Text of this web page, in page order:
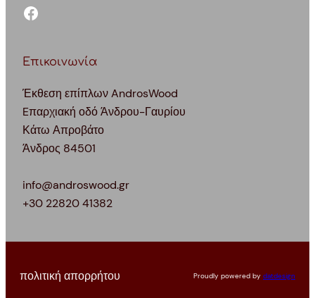
facebook
Επικοινωνία
Έκθεση επίπλων AndrosWood
Eπαρχιακή οδό Άνδρου-Γαυρίου
Κάτω Απροβάτο
Άνδρος 84501
info@androswood.gr
+30 22820 41382
πολιτική απορρήτου Proudly powered by datdesign